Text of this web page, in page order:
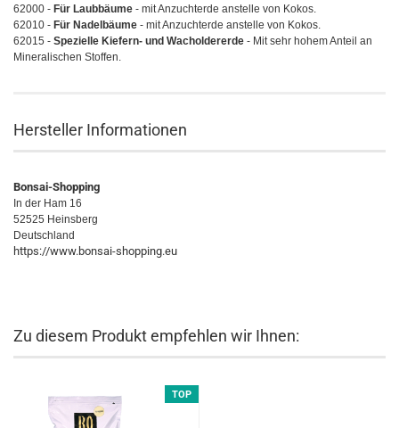
62000 - Für Laubbäume - mit Anzuchterde anstelle von Kokos.
62010 - Für Nadelbäume - mit Anzuchterde anstelle von Kokos.
62015 - Spezielle Kiefern- und Wacholdererde - Mit sehr hohem Anteil an
Mineralischen Stoffen.
Hersteller Informationen
Bonsai-Shopping
In der Ham 16
52525 Heinsberg
Deutschland
https://www.bonsai-shopping.eu
Zu diesem Produkt empfehlen wir Ihnen:
TOP